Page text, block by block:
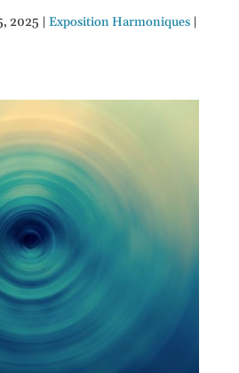
2025 | Exposition Harmoniques|